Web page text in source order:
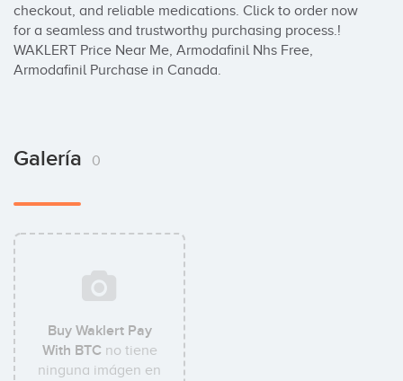
checkout, and reliable medications. Click to order now
for a seamless and trustworthy purchasing process.!
WAKLERT Price Near Me, Armodafinil Nhs Free,
Armodafinil Purchase in Canada.
Galería 0
Buy Waklert Pay
With BTC no tiene
ninguna imágen en